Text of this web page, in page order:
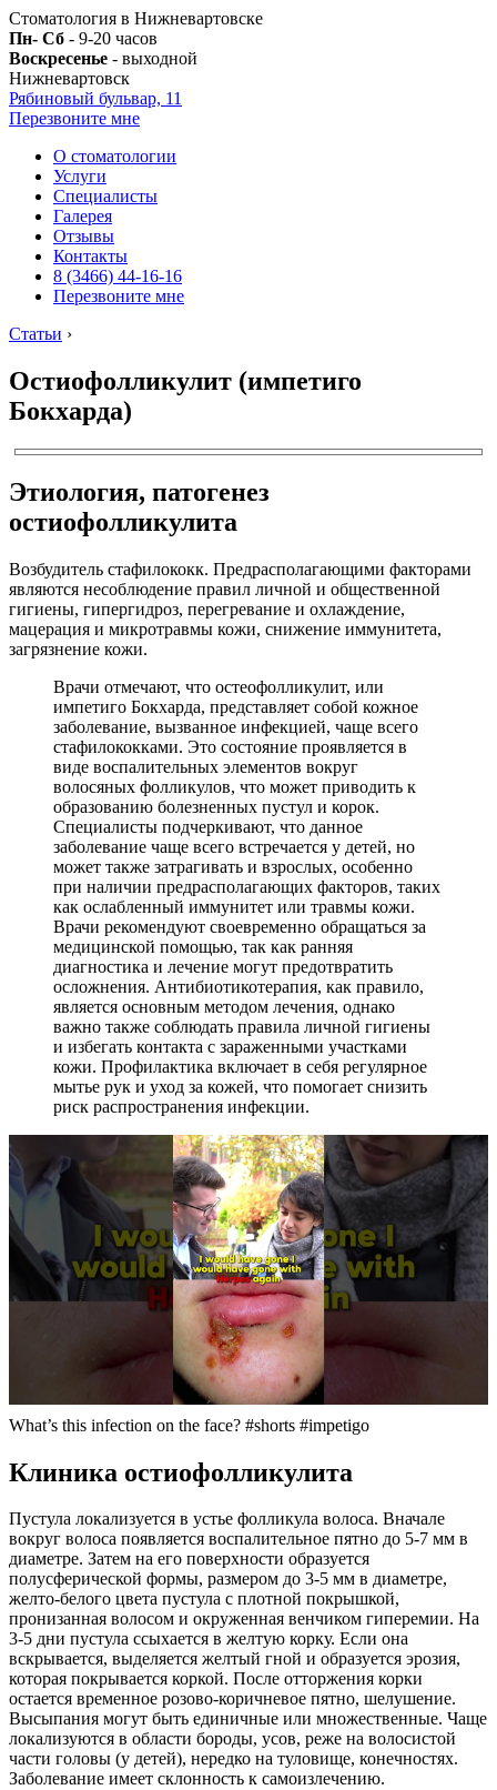
Стоматология в Нижневартовске
Пн- Сб - 9-20 часов
Воскресенье - выходной
Нижневартовск
Рябиновый бульвар, 11
Перезвоните мне
О стоматологии
Услуги
Специалисты
Галерея
Отзывы
Контакты
8 (3466) 44-16-16
Перезвоните мне
Статьи ›
Остиофолликулит (импетиго
Бокхарда)
Этиология, патогенез
остиофолликулита
Возбудитель стафилококк. Предрасполагающими факторами
являются несоблюдение правил личной и общественной
гигиены, гипергидроз, перегревание и охлаждение,
мацерация и микротравмы кожи, снижение иммунитета,
загрязнение кожи.
Врачи отмечают, что остеофолликулит, или
импетиго Бокхарда, представляет собой кожное
заболевание, вызванное инфекцией, чаще всего
стафилококками. Это состояние проявляется в
виде воспалительных элементов вокруг
волосяных фолликулов, что может приводить к
образованию болезненных пустул и корок.
Специалисты подчеркивают, что данное
заболевание чаще всего встречается у детей, но
может также затрагивать и взрослых, особенно
при наличии предрасполагающих факторов, таких
как ослабленный иммунитет или травмы кожи.
Врачи рекомендуют своевременно обращаться за
медицинской помощью, так как ранняя
диагностика и лечение могут предотвратить
осложнения. Антибиотикотерапия, как правило,
является основным методом лечения, однако
важно также соблюдать правила личной гигиены
и избегать контакта с зараженными участками
кожи. Профилактика включает в себя регулярное
мытье рук и уход за кожей, что помогает снизить
риск распространения инфекции.
What’s this infection on the face? #shorts #impetigo
Клиника остиофолликулита
Пустула локализуется в устье фолликула волоса. Вначале
вокруг волоса появляется воспалительное пятно до 5-7 мм в
диаметре. Затем на его поверхности образуется
полусферической формы, размером до 3-5 мм в диаметре,
желто-белого цвета пустула с плотной покрышкой,
пронизанная волосом и окруженная венчиком гиперемии. На
3-5 дни пустула ссыхается в желтую корку. Если она
вскрывается, выделяется желтый гной и образуется эрозия,
которая покрывается коркой. После отторжения корки
остается временное розово-коричневое пятно, шелушение.
Высыпания могут быть единичные или множественные. Чаще
локализуются в области бороды, усов, реже на волосистой
части головы (у детей), нередко на туловище, конечностях.
Заболевание имеет склонность к самоизлечению.